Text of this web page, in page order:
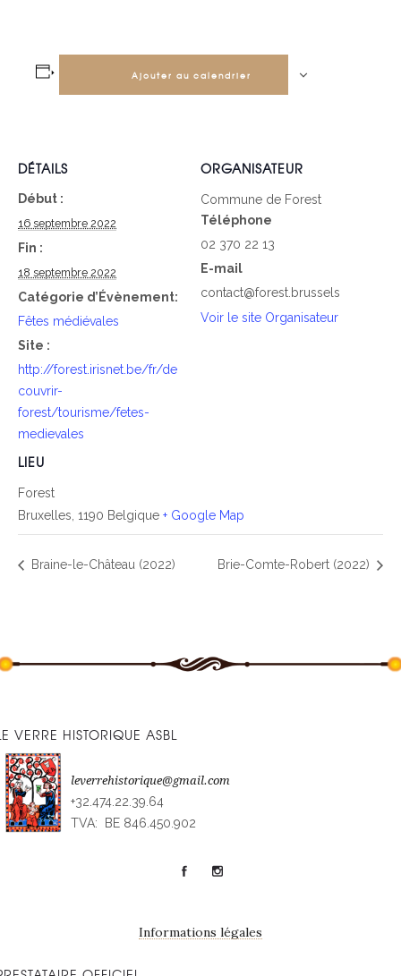
Ajouter au calendrier
DÉTAILS
Début :
16 septembre 2022
Fin :
18 septembre 2022
Catégorie d’Évènement:
Fêtes médiévales
Site :
http://forest.irisnet.be/fr/de
couvrir-
forest/tourisme/fetes-
medievales
LIEU
Forest
Bruxelles 1190 Belgique + Google Map
ORGANISATEUR
Commune de Forest
Téléphone
02 370 22 13
E-mail
contact@forest.brussels
Voir le site Organisateur
Braine-le-Château (2022) Brie-Comte-Robert (2022)
VERRE HISTORIQUE ASBL
leverrehistorique@gmail.com
+32.474.22.39.64
TVA: BE 846.450.902
Informations légales